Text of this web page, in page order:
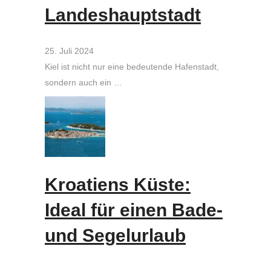
Landeshauptstadt
25. Juli 2024
Kiel ist nicht nur eine bedeutende Hafenstadt,
sondern auch ein …
Kroatiens Küste:
Ideal für einen Bade-
und Segelurlaub